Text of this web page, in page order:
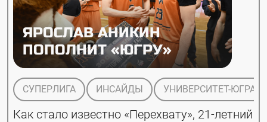
ЯРОСЛАВ АНИКИН
ПОПОЛНИТ «ЮГРУ»
СУПЕРЛИГА ИНСАЙДЫ УНИВЕРСИТЕТ-ЮГРА
Как стало известно «Перехвату», 21-летний